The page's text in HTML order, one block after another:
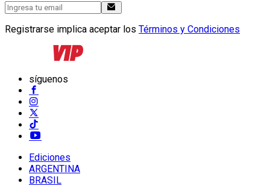
Registrarse implica aceptar los Términos y Condiciones
síguenos
Ediciones
ARGENTINA
BRASIL